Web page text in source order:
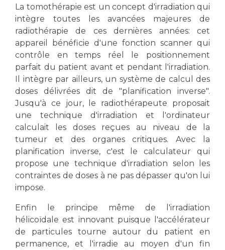
Lieu de santé sans tabac
La tomothérapie est un concept d'irradiation qui
intègre toutes les avancées majeures de
radiothérapie de ces dernières années: cet
appareil bénéficie d'une fonction scanner qui
contrôle en temps réel le positionnement
parfait du patient avant et pendant l'irradiation.
Il intègre par ailleurs, un système de calcul des
doses délivrées dit de "planification inverse".
Jusqu'à ce jour, le radiothérapeute proposait
une technique d'irradiation et l'ordinateur
calculait les doses reçues au niveau de la
tumeur et des organes critiques. Avec la
planification inverse, c'est le calculateur qui
propose une technique d'irradiation selon les
contraintes de doses à ne pas dépasser qu'on lui
impose.
Enfin le principe même de l'irradiation
hélicoïdale est innovant puisque l'accélérateur
de particules tourne autour du patient en
permanence, et l'irradie au moyen d'un fin